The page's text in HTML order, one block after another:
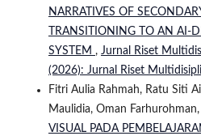
NARRATIVES OF
TRANSITIONING TO AN AI-
SYSTEM , Jurnal Riset
(2026): Jurnal Riset
Fitri Aulia Rahmah, Ratu Siti
Maulidia, Oman Farhurohman,
VISUAL PADA